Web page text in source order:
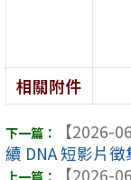
相關附件
【2026-
續 DNA 短影片徵
【2026-